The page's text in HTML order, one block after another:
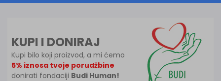
KUPI I DONIRAJ
Kupi bilo koji proizvod, a mi ćemo
5% iznosa tvoje porudžbine
donirati fondaciji Budi Human!